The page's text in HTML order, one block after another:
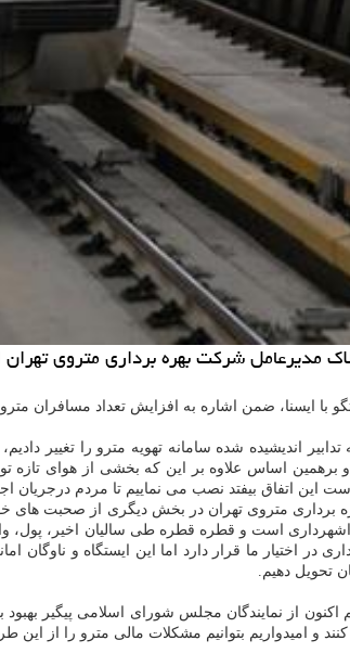
برداری متروی تهران از احتیاج به بیشتر از ۱۰۰۰ میلیارد تومان اعتبار برای
ایسنا، ضمن اشاره به افزایش تعداد مسافران مترو اظهار
تدابیر اندیشیده شده سامانه تهویه مترو را تغییر
اساس علاوه بر این که بخشی از هوای تازه
این اتفاق بیفتد نصب می نماییم تا مردم درجریان
برداری متروی تهران در بخش دیگری از صحبت های
در اختیار ما قرار دارد اما این ایستگاه و
تحویل دهیم.
اکنون از نمایندگان مجلس شورای اسلامی پیگیر
و امیدواریم بتوانیم مشکلات مالی مترو را از